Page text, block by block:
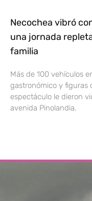
Necochea vibró
una jornada
familia
Más de 100 vehículos
gastronómico y figuras
espectáculo le dieron
avenida Pinolandia.